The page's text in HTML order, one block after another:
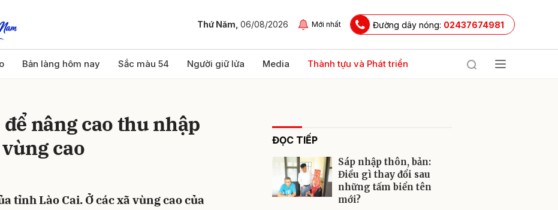
Thứ Năm, 06/08/2026 Mới nhất Đường dây nóng: 02437674981
Bản làng hôm nay Sắc màu 54 Người giữ lửa Media Thành tựu và Phát triển
để nâng cao thu nhập
cao
tỉnh Lào Cai. Ở các xã vùng cao của
ĐỌC TIẾP
Sáp nhập thôn, bản:
Điều gì thay đổi sau
những tấm biển tên
mới?
bình luận
Gửi